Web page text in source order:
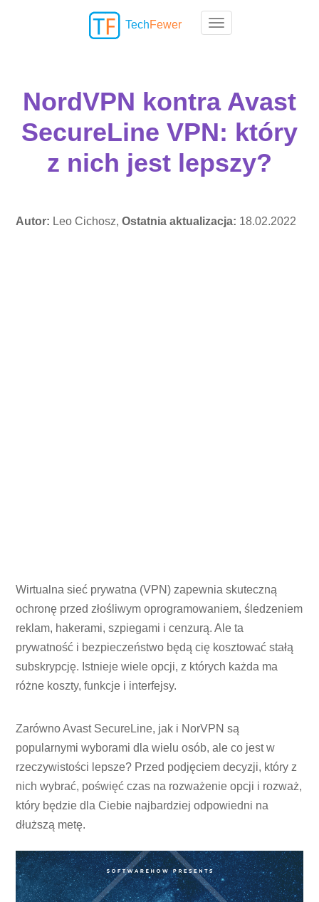
Toggle navigation
TechFewer
NordVPN kontra Avast
SecureLine VPN: który
z nich jest lepszy?
Autor: Leo Cichosz,Ostatnia aktualizacja: 18.02.2022
Wirtualna sieć prywatna (VPN) zapewnia skuteczną
ochronę przed złośliwym oprogramowaniem, śledzeniem
reklam, hakerami, szpiegami i cenzurą. Ale ta
prywatność i bezpieczeństwo będą cię kosztować stałą
subskrypcję. Istnieje wiele opcji, z których każda ma
różne koszty, funkcje i interfejsy.
Zarówno Avast SecureLine, jak i NorVPN są
popularnymi wyborami dla wielu osób, ale co jest w
rzeczywistości lepsze? Przed podjęciem decyzji, który z
nich wybrać, poświęć czas na rozważenie opcji i rozważ,
który będzie dla Ciebie najbardziej odpowiedni na
dłuższą metę.